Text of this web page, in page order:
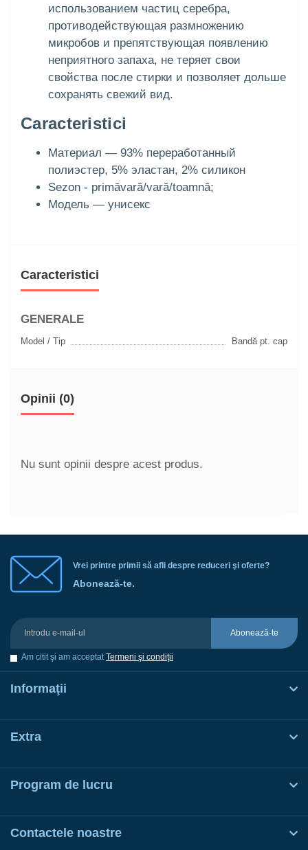
использованием частиц серебра,
противодействующая размножению
микробов и препятствующая появлению
неприятного запаха, не теряет свои
свойства после стирки и позволяет дольше
сохранять свежий вид.
Caracteristici
Материал — 93% переработанный
полиэстер, 5% эластан, 2% силикон
Sezon - primăvară/vară/toamnă;
Модель — унисекс
Caracteristici
GENERALE
Model / Tip Bandă pt. cap
Opinii (0)
Nu sunt opinii despre acest produs.
Vrei printre primii să afli despre reduceri şi oferte?
Abonează-te.
Abonează-te
Am citit şi am acceptatTermeni şi condiţii
Informaţii
Extra
Program de lucru
Contactele noastre